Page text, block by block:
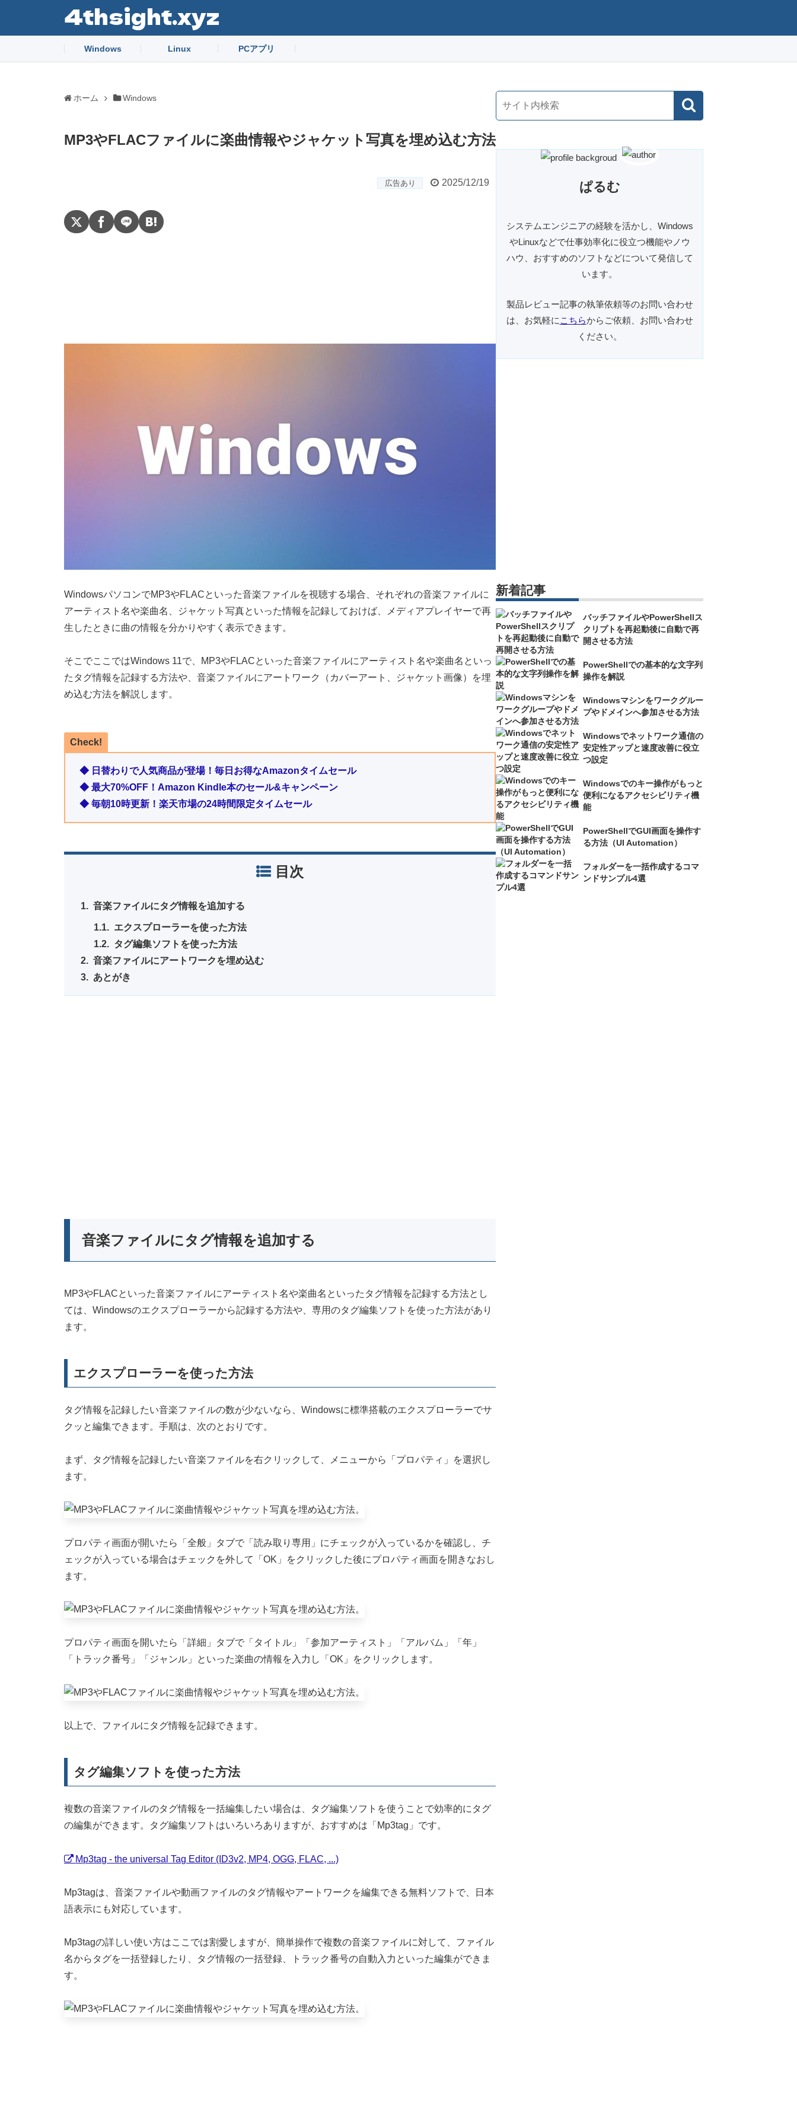
4thsight.xyz
Windows Linux PCアプリ
ホーム Windows
MP3やFLACファイルに楽曲情報やジャケット写真を埋め込む方法
広告あり 2025/12/19
WindowsパソコンでMP3やFLACといった音楽ファイルを視聴する場合、それぞれの音楽ファイルに
アーティスト名や楽曲名、ジャケット写真といった情報を記録しておけば、メディアプレイヤーで再
生したときに曲の情報を分かりやすく表示できます。
そこでここではWindows 11で、MP3やFLACといった音楽ファイルにアーティスト名や楽曲名といっ
たタグ情報を記録する方法や、音楽ファイルにアートワーク（カバーアート、ジャケット画像）を埋
め込む方法を解説します。
Check!
◆ 日替わりで人気商品が登場！毎日お得なAmazonタイムセール
◆ 最大70%OFF！Amazon Kindle本のセール&キャンペーン
◆ 毎朝10時更新！楽天市場の24時間限定タイムセール
目次
音楽ファイルにタグ情報を追加する
エクスプローラーを使った方法
タグ編集ソフトを使った方法
音楽ファイルにアートワークを埋め込む
あとがき
音楽ファイルにタグ情報を追加する
MP3やFLACといった音楽ファイルにアーティスト名や楽曲名といったタグ情報を記録する方法とし
ては、Windowsのエクスプローラーから記録する方法や、専用のタグ編集ソフトを使った方法があり
ます。
エクスプローラーを使った方法
タグ情報を記録したい音楽ファイルの数が少ないなら、Windowsに標準搭載のエクスプローラーでサ
クッと編集できます。手順は、次のとおりです。
まず、タグ情報を記録したい音楽ファイルを右クリックして、メニューから「プロパティ」を選択し
ます。
プロパティ画面が開いたら「全般」タブで「読み取り専用」にチェックが入っているかを確認し、チ
ェックが入っている場合はチェックを外して「OK」をクリックした後にプロパティ画面を開きなおし
ます。
プロパティ画面を開いたら「詳細」タブで「タイトル」「参加アーティスト」「アルバム」「年」
「トラック番号」「ジャンル」といった楽曲の情報を入力し「OK」をクリックします。
以上で、ファイルにタグ情報を記録できます。
タグ編集ソフトを使った方法
複数の音楽ファイルのタグ情報を一括編集したい場合は、タグ編集ソフトを使うことで効率的にタグ
の編集ができます。タグ編集ソフトはいろいろありますが、おすすめは「Mp3tag」です。
Mp3tag - the universal Tag Editor (ID3v2, MP4, OGG, FLAC, ...)
Mp3tagは、音楽ファイルや動画ファイルのタグ情報やアートワークを編集できる無料ソフトで、日本
語表示にも対応しています。
Mp3tagの詳しい使い方はここでは割愛しますが、簡単操作で複数の音楽ファイルに対して、ファイル
名からタグを一括登録したり、タグ情報の一括登録、トラック番号の自動入力といった編集ができま
す。
ぱるむ
システムエンジニアの経験を活かし、Windows
やLinuxなどで仕事効率化に役立つ機能やノウ
ハウ、おすすめのソフトなどについて発信して
います。
製品レビュー記事の執筆依頼等のお問い合わせ
は、お気軽に こちらからご依頼、お問い合わせ
ください。
新着記事
バッチファイルやPowerShellス
クリプトを再起動後に自動で再
開させる方法
PowerShellでの基本的な文字列
操作を解説
Windowsマシンをワークグルー
プやドメインへ参加させる方法
Windowsでネットワーク通信の
安定性アップと速度改善に役立
つ設定
Windowsでのキー操作がもっと
便利になるアクセシビリティ機
能
PowerShellでGUI画面を操作す
る方法（UI Automation）
フォルダーを一括作成するコマ
ンドサンプル4選